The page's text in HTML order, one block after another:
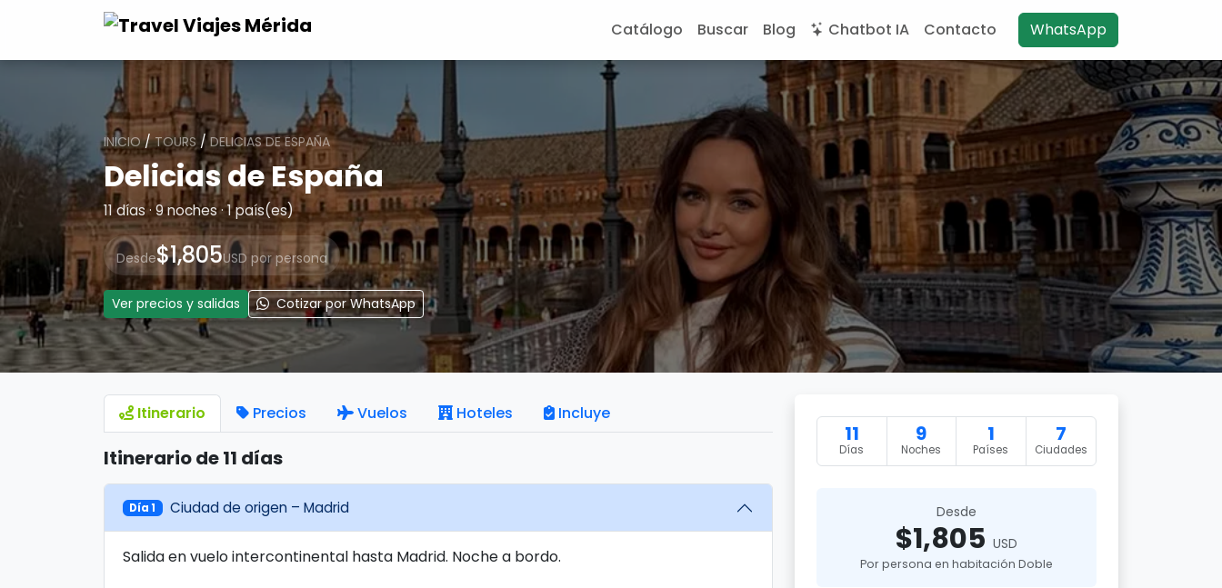
Catálogo Buscar Blog Chatbot IA Contacto WhatsApp
INICIO/TOURS /DELICIAS DE ESPAÑA
Delicias de España
11 días · 9 noches · 1 país(es)
Desde$1,805USD por persona
Ver precios y salidas Cotizar por WhatsApp
Itinerario Precios Vuelos Hoteles Incluye
Itinerario de 11 días
Día 1 Ciudad de origen – Madrid
Salida en vuelo intercontinental hasta Madrid. Noche a bordo.
11
Días
9
Noches
1
Países
7
Ciudades
Desde
$1,805 USD
Por persona en habitación Doble